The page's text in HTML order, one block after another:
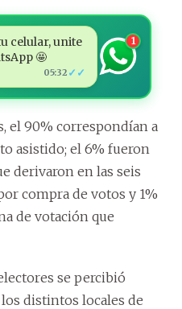
celular, unite
🤩
05:32 ✓✓
1
el 90% correspondían a
asistido; el 6% fueron
derivaron en las seis
compra de votos y 1%
de votación que
se percibió
distintos locales de